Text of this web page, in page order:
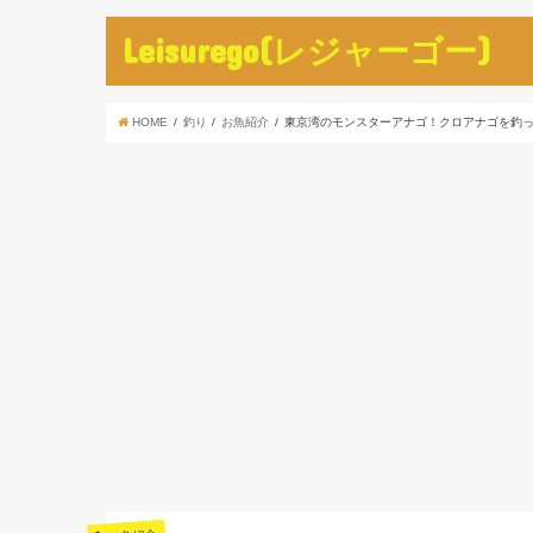
Leisurego(レジャーゴー)
HOME 釣り お魚紹介 東京湾のモンスターアナゴ！クロアナゴを釣